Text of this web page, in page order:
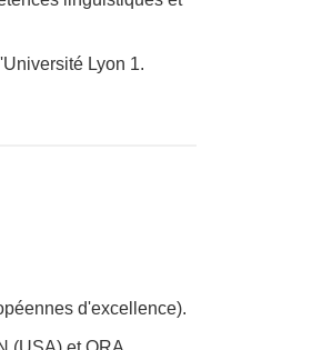
Lyon 1.
d'excellence).